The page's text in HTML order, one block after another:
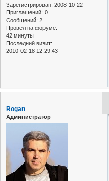
Зарегистрирован: 2008-10-22
Приглашений: 0
Сообщений: 2
Провел на форуме:
42 минуты
Последний визит:
2010-02-18 12:29:43
Rogan
Администратор